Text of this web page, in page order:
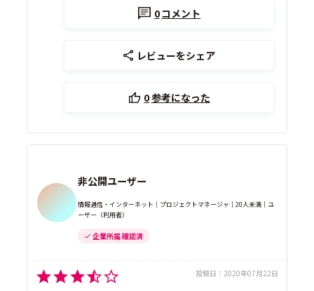
0コメント
レビューをシェア
0参考になった
非公開ユーザー
情報通信・インターネット｜プロジェクトマネージャ｜20人未満｜ユ
ーザー（利用者）
企業所属 確認済
投稿日： 2020年07月22日